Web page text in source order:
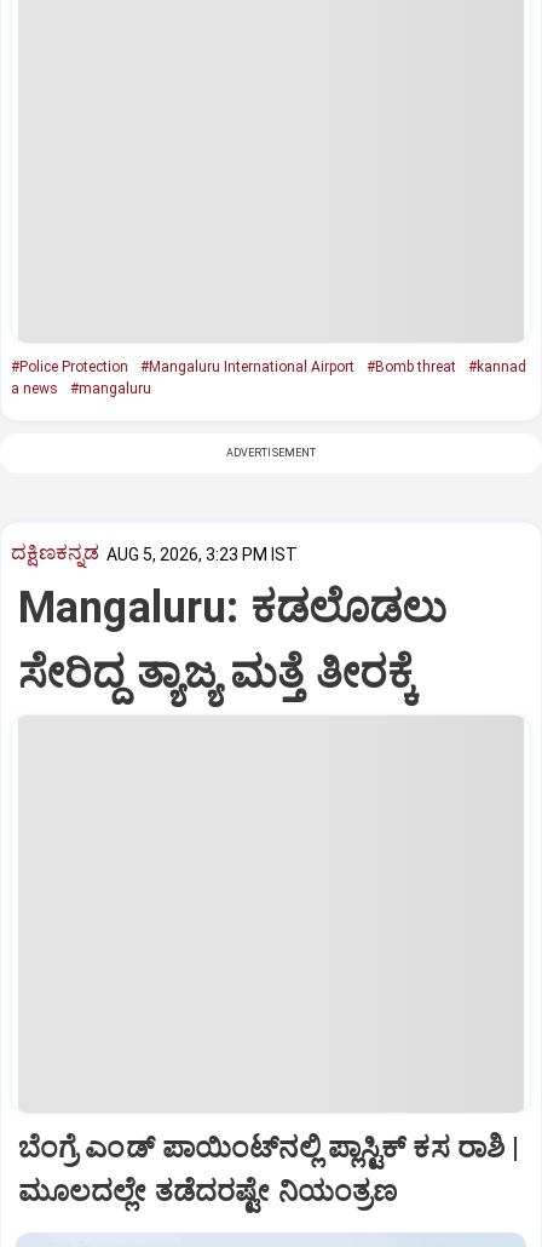
#Police Protection #Mangaluru International Airport #Bomb threat
#kannad
a news
#mangaluru
ADVERTISEMENT
ದಕ್ಷಿಣಕನ್ನಡ AUG 5, 2026, 3:23 PM IST
Mangaluru: ಕಡಲೊಡಲು
ಸೇರಿದ್ದ ತ್ಯಾಜ್ಯ ಮತ್ತೆ ತೀರಕ್ಕೆ
ಬೆಂಗ್ರೆ ಎಂಡ್‌ ಪಾಯಿಂಟ್‌ನಲ್ಲಿ ಪ್ಲಾಸ್ಟಿಕ್‌ ಕಸ ರಾಶಿ |
ಮೂಲದಲ್ಲೇ ತಡೆದರಷ್ಟೇ ನಿಯಂತ್ರಣ